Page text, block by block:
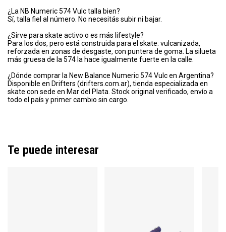
¿La NB Numeric 574 Vulc talla bien?
Sí, talla fiel al número. No necesitás subir ni bajar.
¿Sirve para skate activo o es más lifestyle?
Para los dos, pero está construida para el skate: vulcanizada,
reforzada en zonas de desgaste, con puntera de goma. La silueta
más gruesa de la 574 la hace igualmente fuerte en la calle.
¿Dónde comprar la New Balance Numeric 574 Vulc en Argentina?
Disponible en Drifters (drifters.com.ar), tienda especializada en
skate con sede en Mar del Plata. Stock original verificado, envío a
todo el país y primer cambio sin cargo.
Te puede interesar